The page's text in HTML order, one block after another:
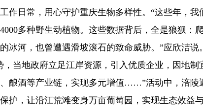
作日常，用心守护重庆生物多样性。“这些年，我
多种野生动植物。这些数据背后，全是狼狈：
冰河，也曾遭遇滑坡滚石的致命威胁。”应欣洁说。
当地政府立足江岸资源，引入优质企业，因地制
酿酒等产业链，实现多元增值……”活动中，涪陵
护，让沿江荒滩变身万亩葡萄园，实现生态效益